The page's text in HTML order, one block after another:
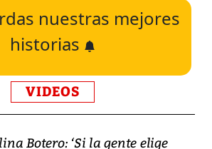
nuestras mejores
historias
VIDEOS
Botero: ‘Si la gente elige